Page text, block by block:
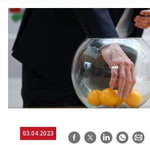
03.04.2023 Facebook
TwitterLinkedInWhatsApp
E-